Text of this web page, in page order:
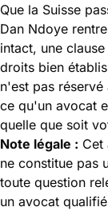
Que la Suisse
Dan Ndoye
intact, une
droits bien
n'est pas
ce qu'un avocat
quelle que soit
Note légale : Cet
ne constitue pas
toute question
un avocat